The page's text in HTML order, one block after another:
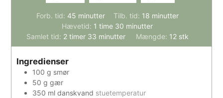
Forb. tid: 45minutter
minutter Tilb. tid: 18minutter
minutter
Hævetid: 1 time
time 30 minutter
minutter
Samlet tid: 2timer
timer 33minutter
minutter Mængde: 12 stk
Ingredienser
100 g smør
50 g gær
350 ml danskvand stuetemperatur